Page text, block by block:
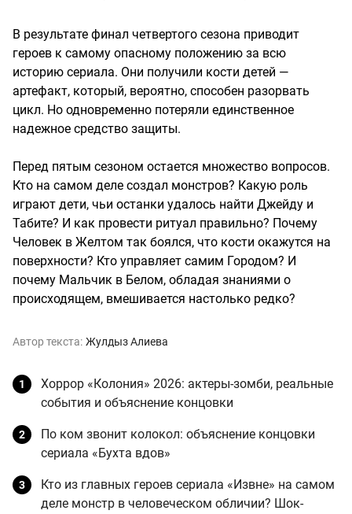
В результате финал четвертого сезона приводит
героев к самому опасному положению за всю
историю сериала. Они получили кости детей —
артефакт, который, вероятно, способен разорвать
цикл. Но одновременно потеряли единственное
надежное средство защиты.
Перед пятым сезоном остается множество вопросов.
Кто на самом деле создал монстров? Какую роль
играют дети, чьи останки удалось найти Джейду и
Табите? И как провести ритуал правильно? Почему
Человек в Желтом так боялся, что кости окажутся на
поверхности? Кто управляет самим Городом? И
почему Мальчик в Белом, обладая знаниями о
происходящем, вмешивается настолько редко?
Автор текста: Жулдыз Алиева
Хоррор «Колония» 2026: актеры-зомби, реальные
события и объяснение концовки
По ком звонит колокол: объяснение концовки
сериала «Бухта вдов»
Кто из главных героев сериала «Извне» на самом
деле монстр в человеческом обличии? Шок-